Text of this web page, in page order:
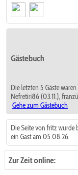
Gästebuch
Die letzten 5 Gäste waren
Nefretiri86 (03.11.),
Gehe zum Gästebuch
Die Seite von fritz wurde
ein Gast am 05.08.26.
Zur Zeit online: